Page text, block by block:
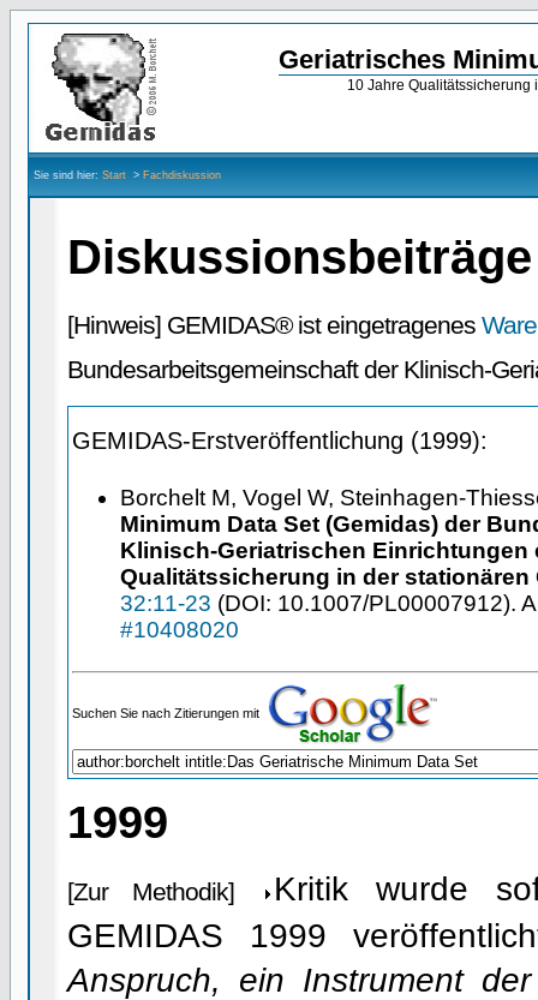
Geriatrisches
10 Jahre
Sie sind hier:Start > Fachdiskussion
[Hinweis] GEMIDAS® ist eingetragenes
Bundesarbeitsgemeinschaft der Klinisch-
GEMIDAS-Erstveröffentlichung (1999):
Borchelt M, Vogel W, Steinhagen-
Minimum Data Set (Gemidas) der
Klinisch-Geriatrischen Einrichtungen
Qualitätssicherung in der stationären
32:11-23 (DOI: 10.1007/PL00007912).
#10408020
Suchen Sie nach Zitierungen mit
1999
[Zur Methodik]
Kritik wurde
GEMIDAS 1999
Anspruch, ein Instrument